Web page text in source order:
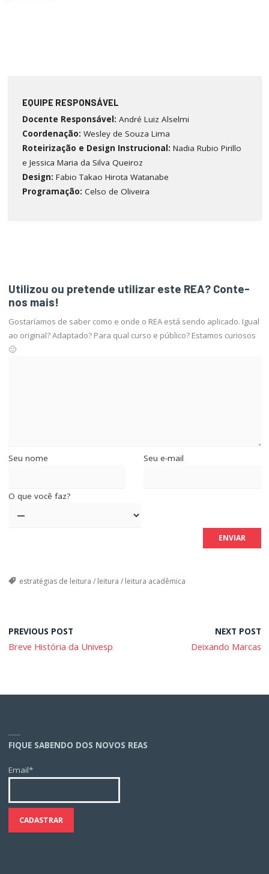
EQUIPE RESPONSÁVEL
Docente Responsável: André Luiz Alselmi
Coordenação: Wesley de Souza Lima
Roteirização e Design Instrucional: Nadia Rubio Pirillo
e Jessica Maria da Silva Queiroz
Design: Fabio Takao Hirota Watanabe
Programação: Celso de Oliveira
Utilizou ou pretende utilizar este REA? Conte-
nos mais!
Gostaríamos de saber como e onde o REA está sendo aplicado. Igual
ao original? Adaptado? Para qual curso e público? Estamos curiosos
🙂
Seu nome Seu e-mail
O que você faz?
estratégias de leitura / leitura / leitura acadêmica
PREVIOUS POST
Breve História da Univesp
NEXT POST
Deixando Marcas
FIQUE SABENDO DOS NOVOS REAS
Email*